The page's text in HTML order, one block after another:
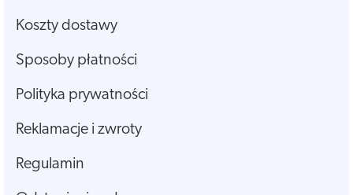
Koszty dostawy
Sposoby płatności
Polityka prywatności
Reklamacje i zwroty
Regulamin